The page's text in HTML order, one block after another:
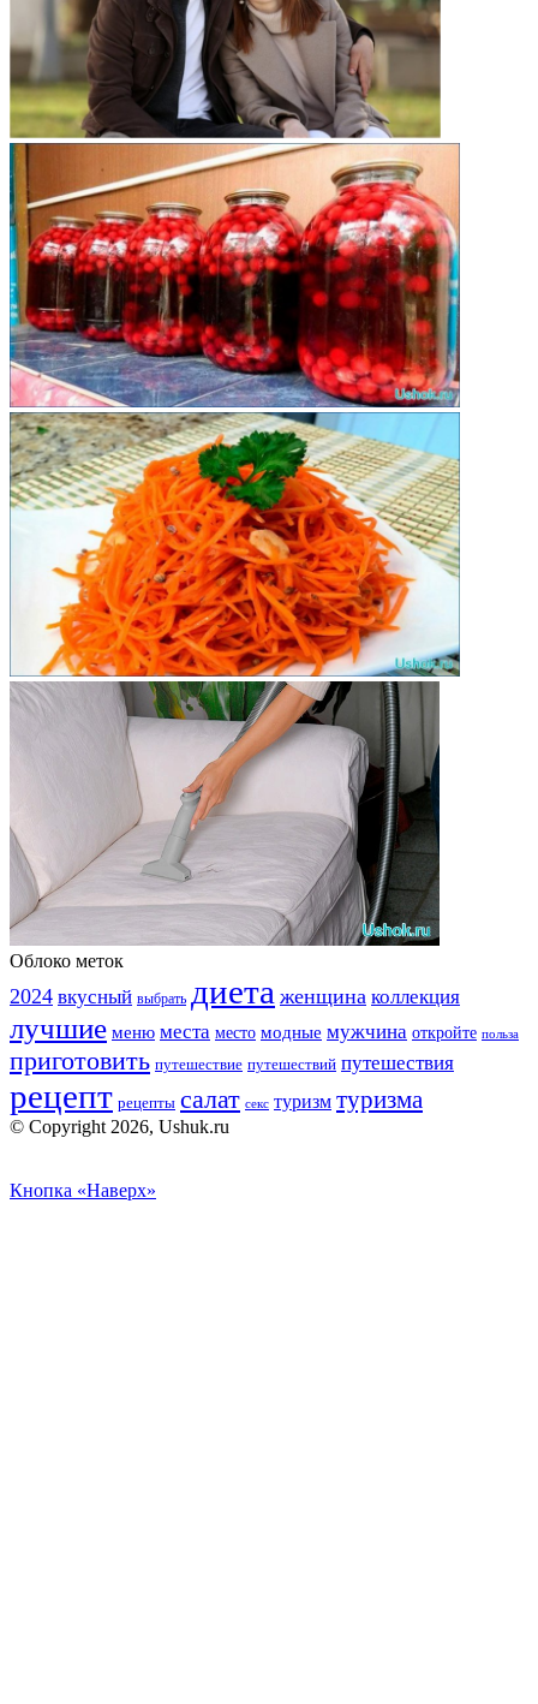
Облоко меток
2024 вкусный выбрать диета женщина коллекция
лучшие меню места место модные мужчина откройте польза
приготовить путешествие путешествий путешествия
рецепт рецепты салат секс туризм туризма
© Copyright 2026, Ushuk.ru
Кнопка «Наверх»